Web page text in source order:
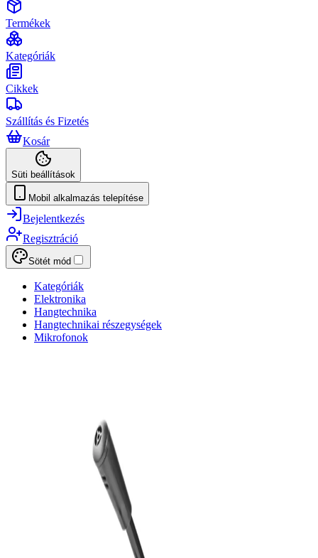
Termékek
Kategóriák
Cikkek
Szállítás és Fizetés
Kosár
Süti beállítások
Mobil alkalmazás telepítése
Bejelentkezés
Regisztráció
Sötét mód
Kategóriák
Elektronika
Hangtechnika
Hangtechnikai részegységek
Mikrofonok